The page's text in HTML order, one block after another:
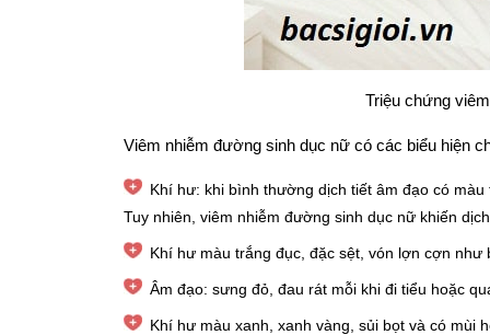
Triệu chứng
Viêm nhiễm đường sinh dục nữ có các biểu hiện
Khí hư: khi bình thường dịch tiết âm đạo có
Tuy nhiên, viêm nhiễm đường sinh dục nữ khiến
Khí hư màu trắng đục, đặc sệt, vón lợn cợn
Âm đạo: sưng đỏ, đau rát mỗi khi đi tiểu hoặc
Khí hư màu xanh, xanh vàng, sủi bọt và có mùi